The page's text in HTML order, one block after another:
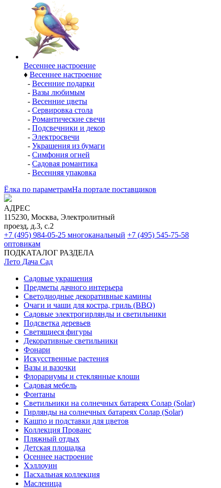
Весеннее настроение
♦ Весеннее настроение
- Весенние подарки
- Вазы любимым
- Весенние цветы
- Сервировка стола
- Романтические свечи
- Подсвечники и декор
- Электросвечи
- Украшения из бумаги
- Симфония огней
- Садовая романтика
- Весенняя упаковка
Ёлка по параметрамНа портале поставщиков
АДРЕС
115230, Москва, Электролитный
проезд, д.3, с.2
+7 (495) 984-05-25 многоканальный +7 (495) 545-75-58
оптовикам
ПОДКАТАЛОГ РАЗДЕЛА
Лето Дача Сад
Садовые украшения
Предметы дачного интерьера
Светодиодные декоративные камины
Очаги и чаши для костра, гриль (BBQ)
Садовые электрогирлянды и светильники
Подсветка деревьев
Светящиеся фигуры
Декоративные светильники
Фонари
Искусственные растения
Вазы и вазочки
Флорариумы и стеклянные клоши
Садовая мебель
Фонтаны
Светильники на солнечных батареях Солар (Solar)
Гирлянды на солнечных батареях Солар (Solar)
Кашпо и подставки для цветов
Коллекция Прованс
Пляжный отдых
Детская площадка
Осеннее настроение
Хэллоуин
Пасхальная коллекция
Масленица